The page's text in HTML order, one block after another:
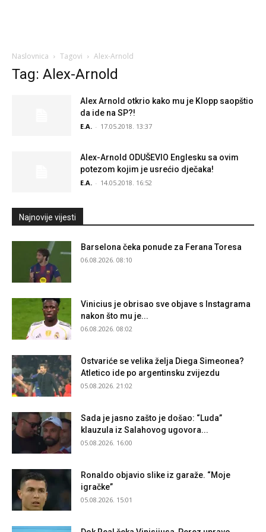
Naslovnica Tagovi Alex-Arnold
Tag: Alex-Arnold
Alex Arnold otkrio kako mu je Klopp saopštio
da ide na SP?!
E.A. - 17.05.2018. 13:37
Alex-Arnold ODUŠEVIO Englesku sa ovim
potezom kojim je usrećio dječaka!
E.A. - 14.05.2018. 16:52
Najnovije vijesti
Barselona čeka ponude za Ferana Toresa
06.08.2026. 08:10
Vinicius je obrisao sve objave s Instagrama
nakon što mu je...
06.08.2026. 08:02
Ostvariće se velika želja Diega Simeonea?
Atletico ide po argentinsku zvijezdu
05.08.2026. 21:02
Sada je jasno zašto je došao: “Luda”
klauzula iz Salahovog ugovora...
05.08.2026. 16:00
Ronaldo objavio slike iz garaže. “Moje
igračke”
05.08.2026. 15:01